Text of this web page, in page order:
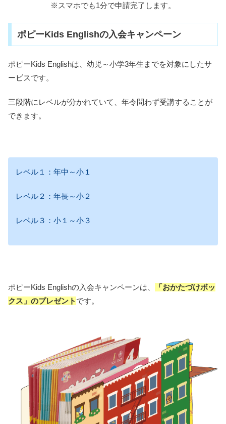
※スマホでも1分で申請完了します。
ポピーKids Englishの入会キャンペーン
ポピーKids Englishは、幼児～小学3年生までを対象にしたサ
ービスです。
三段階にレベルが分かれていて、年令問わず受講することが
できます。
レベル１：年中～小１
レベル２：年長～小２
レベル３：小１～小３
ポピーKids Englishの入会キャンペーンは、
「おかたづけボッ
クス」のプレゼント です。